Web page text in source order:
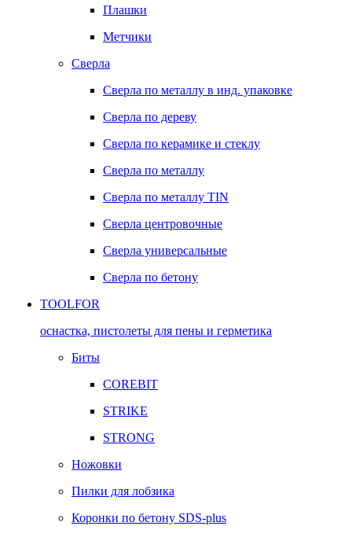
Плашки
Метчики
Сверла
Сверла по металлу в инд. упаковке
Сверла по дереву
Сверла по керамике и стеклу
Сверла по металлу
Сверла по металлу TIN
Сверла центровочные
Сверла универсальные
Сверла по бетону
TOOLFOR
оснастка, пистолеты для пены и герметика
Биты
COREBIT
STRIKE
STRONG
Ножовки
Пилки для лобзика
Коронки по бетону SDS-plus